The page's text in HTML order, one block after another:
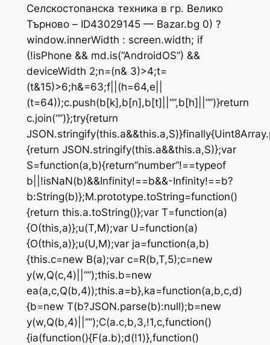
Селскостопанска техника в гр. Велико
Търново – ID43029145 — Bazar.bg 0) ?
window.innerWidth : screen.width; if
(!isPhone && md.is(“AndroidOS”) &&
deviceWidth 2;n=(n& 3)>4;t=
(t&15)>6;h&=63;f||(h=64,e||
(t=64));c.push(b[k],b[n],b[t]||””,b[h]||””)}return
c.join(“”)};try{return
{return JSON.stringify(this.a&&this.a,S)};var
S=function(a,b){return”number”!==typeof
b||!isNaN(b)&&Infinity!==b&&-Infinity!==b?
b:String(b)};M.prototype.toString=function()
{return this.a.toString()};var T=function(a)
{O(this,a)};u(T,M);var U=function(a)
{O(this,a)};u(U,M);var ja=function(a,b)
{this.c=new B(a);var c=R(b,T,5);c=new
y(w,Q(c,4)||””);this.b=new
ea(a,c,Q(b,4));this.a=b},ka=function(a,b,c,d)
{b=new T(b?JSON.parse(b):null);b=new
y(w,Q(b,4)||””);C(a.c,b,3,!1,c,function()
{ia(function(){F(a.b);d(!1)},function()